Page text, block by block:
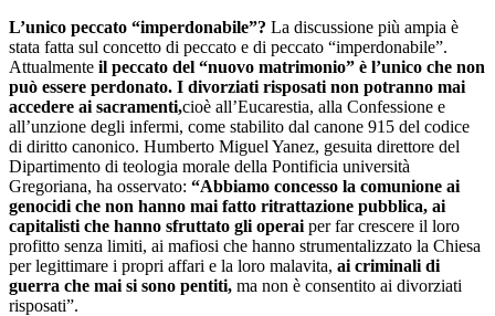
L’unico peccato “imperdonabile”? La discussione più ampia è
stata fatta sul concetto di peccato e di peccato “imperdonabile”.
Attualmente il peccato del “nuovo matrimonio” è l’unico che non
può essere perdonato. I divorziati risposati non potranno mai
accedere ai sacramenti,cioè all’Eucarestia, alla Confessione e
all’unzione degli infermi, come stabilito dal canone 915 del codice
di diritto canonico. Humberto Miguel Yanez, gesuita direttore del
Dipartimento di teologia morale della Pontificia università
Gregoriana, ha osservato: “Abbiamo concesso la comunione ai
genocidi che non hanno mai fatto ritrattazione pubblica, ai
capitalisti che hanno sfruttato gli operai per far crescere il loro
profitto senza limiti, ai mafiosi che hanno strumentalizzato la Chiesa
per legittimare i propri affari e la loro malavita, ai criminali di
guerra che mai si sono pentiti, ma non è consentito ai divorziati
risposati”.